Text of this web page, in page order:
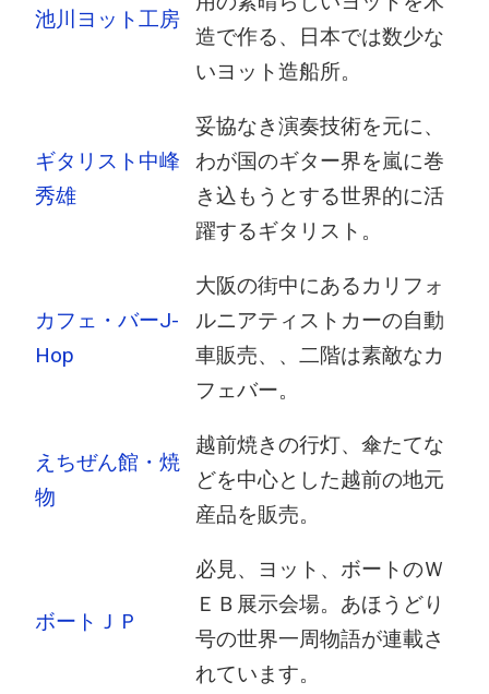
池川ヨット工房
造で作る、日本では数少な
いヨット造船所。
ギタリスト中峰
秀雄
妥協なき演奏技術を元に、
わが国のギター界を嵐に巻
き込もうとする世界的に活
躍するギタリスト。
カフェ・バーJ-
Hop
大阪の街中にあるカリフォ
ルニアティストカーの自動
車販売、、二階は素敵なカ
フェバー。
えちぜん館・焼
物
越前焼きの行灯、傘たてな
どを中心とした越前の地元
産品を販売。
ボートＪＰ
必見、ヨット、ボートのＷ
ＥＢ展示会場。あほうどり
号の世界一周物語が連載さ
れています。